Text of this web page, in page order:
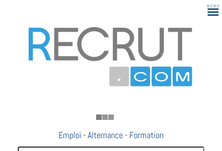
183
Emploi -Alternance - Formation